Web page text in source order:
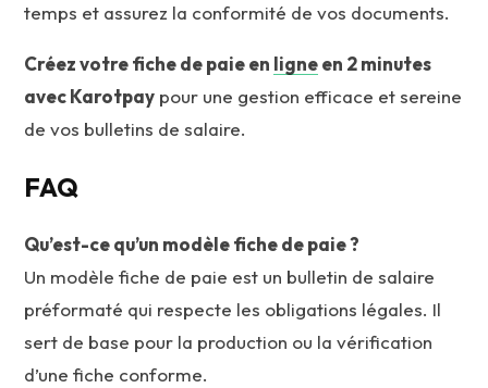
temps et assurez la conformité de vos documents.
Créez votre fiche de paie en ligneen 2 minutes
avec Karotpay pour une gestion efficace et sereine
de vos bulletins de salaire.
FAQ
Qu’est-ce qu’un modèle fiche de paie ?
Un modèle fiche de paie est un bulletin de salaire
préformaté qui respecte les obligations légales. Il
sert de base pour la production ou la vérification
d’une fiche conforme.